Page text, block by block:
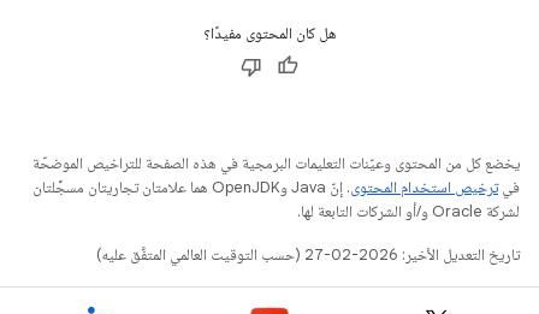
هل كان المحتوى مفيدًا؟
يخضع كل من المحتوى وعيّنات التعليمات البرمجية في هذه الصفحة للتراخيص الموضحّة
فيترخيص استخدام المحتوى
. إنّ Java وOpenJDK هما علامتان تجاريتان مسجَّلتان
لشركة Oracle و/أو الشركات التابعة لها.
تاريخ التعديل الأخير: 2026-02-27 (حسب التوقيت العالمي المتفَّق عليه)